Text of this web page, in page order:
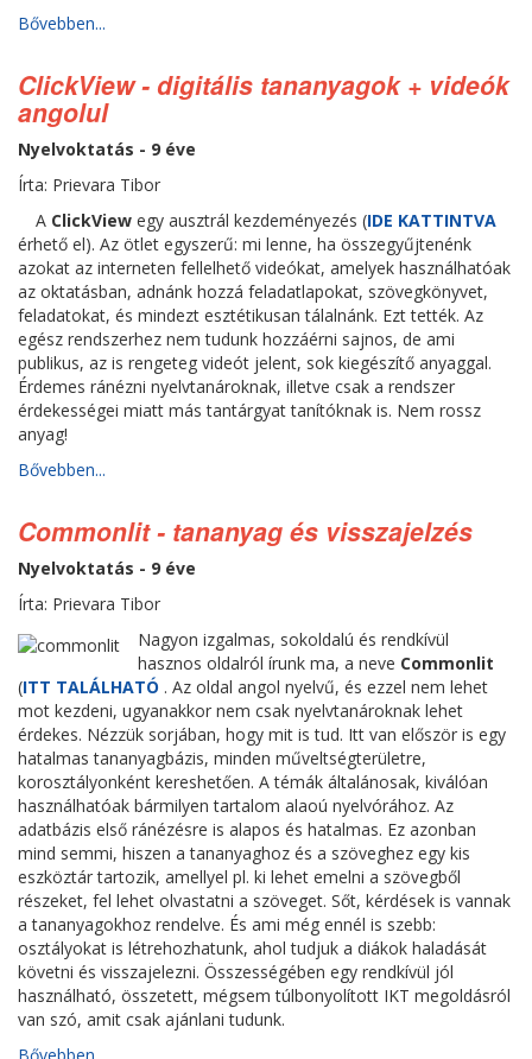
Bővebben...
ClickView - digitális tananyagok + videók
angolul
Nyelvoktatás - 9 éve
Írta: Prievara Tibor
A ClickView egy ausztrál kezdeményezés (IDE KATTINTVA
érhető el). Az ötlet egyszerű: mi lenne, ha összegyűjtenénk
azokat az interneten fellelhető videókat, amelyek használhatóak
az oktatásban, adnánk hozzá feladatlapokat, szövegkönyvet,
feladatokat, és mindezt esztétikusan tálalnánk. Ezt tették. Az
egész rendszerhez nem tudunk hozzáérni sajnos, de ami
publikus, az is rengeteg videót jelent, sok kiegészítő anyaggal.
Érdemes ránézni nyelvtanároknak, illetve csak a rendszer
érdekességei miatt más tantárgyat tanítóknak is. Nem rossz
anyag!
Bővebben...
Commonlit - tananyag és visszajelzés
Nyelvoktatás - 9 éve
Írta: Prievara Tibor
Nagyon izgalmas, sokoldalú és rendkívül
hasznos oldalról írunk ma, a neve Commonlit
(ITT TALÁLHATÓ . Az oldal angol nyelvű, és ezzel nem lehet
mot kezdeni, ugyanakkor nem csak nyelvtanároknak lehet
érdekes. Nézzük sorjában, hogy mit is tud. Itt van először is egy
hatalmas tananyagbázis, minden műveltségterületre,
korosztályonként kereshetően. A témák általánosak, kiválóan
használhatóak bármilyen tartalom alaoú nyelvórához. Az
adatbázis első ránézésre is alapos és hatalmas. Ez azonban
mind semmi, hiszen a tananyaghoz és a szöveghez egy kis
eszköztár tartozik, amellyel pl. ki lehet emelni a szövegből
részeket, fel lehet olvastatni a szöveget. Sőt, kérdések is vannak
a tananyagokhoz rendelve. És ami még ennél is szebb:
osztályokat is létrehozhatunk, ahol tudjuk a diákok haladását
követni és visszajelezni. Összességében egy rendkívül jól
használható, összetett, mégsem túlbonyolított IKT megoldásról
van szó, amit csak ajánlani tudunk.